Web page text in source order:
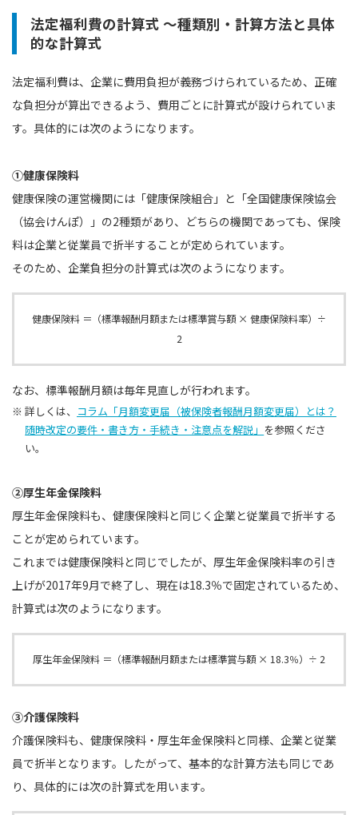
法定福利費の計算式 〜種類別・計算方法と具体
的な計算式
法定福利費は、企業に費用負担が義務づけられているため、正確
な負担分が算出できるよう、費用ごとに計算式が設けられていま
す。具体的には次のようになります。
①健康保険料
健康保険の運営機関には「健康保険組合」と「全国健康保険協会
（協会けんぽ）」の2種類があり、どちらの機関であっても、保険
料は企業と従業員で折半することが定められています。
そのため、企業負担分の計算式は次のようになります。
健康保険料 ＝（標準報酬月額または標準賞与額 × 健康保険料率）÷
2
なお、標準報酬月額は毎年見直しが行われます。
※ 詳しくは、 コラム「月額変更届（被保険者報酬月額変更届）とは？
随時改定の要件・書き方・手続き・注意点を解説」 を参照くださ
い。
②厚生年金保険料
厚生年金保険料も、健康保険料と同じく企業と従業員で折半する
ことが定められています。
これまでは健康保険料と同じでしたが、厚生年金保険料率の引き
上げが2017年9月で終了し、現在は18.3％で固定されているため、
計算式は次のようになります。
厚生年金保険料 ＝（標準報酬月額または標準賞与額 × 18.3％）÷ 2
③介護保険料
介護保険料も、健康保険料・厚生年金保険料と同様、企業と従業
員で折半となります。したがって、基本的な計算方法も同じであ
り、具体的には次の計算式を用います。